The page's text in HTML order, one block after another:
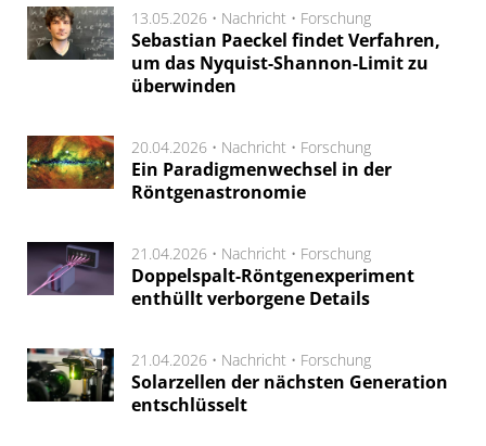
13.05.2026 • Nachricht • Forschung
Sebastian Paeckel findet Verfahren,
um das Nyquist-Shannon-Limit zu
überwinden
20.04.2026 • Nachricht • Forschung
Ein Paradigmenwechsel in der
Röntgenastronomie
21.04.2026 • Nachricht • Forschung
Doppelspalt-Röntgenexperiment
enthüllt verborgene Details
21.04.2026 • Nachricht • Forschung
Solarzellen der nächsten Generation
entschlüsselt